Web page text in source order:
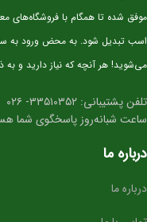
ساختار بدنی استاندارد برای
⭐ مناسب برای چه
سوارکارانی که به دنبالاسب
باشگاه‌ها و مربیانی که قصد تربیت
مزرعه‌های پرورش اسب برای اضافه
موفق شده تا همگام با فروشگاه‌های
اسب تبدیل شود. به محض ورود به
می‌شوید! هر آنچه که نیاز دارید و
تلفن پشتیبانی: ۳۳۵۱۰۳۵۲- ۰۲۶
ساعت شبانه‌روز پاسخگوی شما
درباره ما
درباره ما